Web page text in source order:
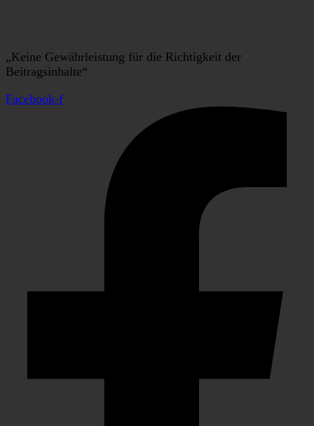
„Keine Gewährleistung für die Richtigkeit der
Beitragsinhalte“
Facebook-f